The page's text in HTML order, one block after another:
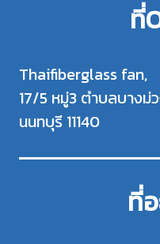
ที่
Thaifiberglass fan,
17/5 หมู่3 ตำบลบางม่
นนทบุรี 11140
ที่